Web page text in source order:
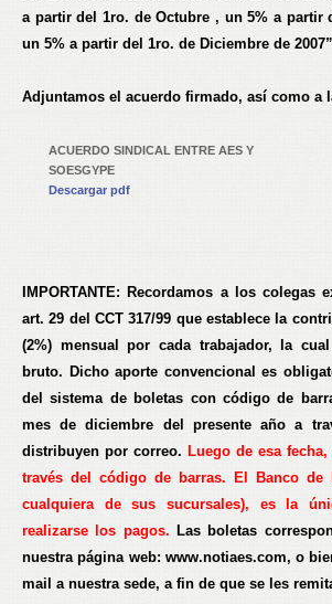
a partir del 1ro. de Octubre , un 5% a partir
un 5% a partir del 1ro. de Diciembre de 2007”
Adjuntamos el acuerdo firmado, así como a
ACUERDO SINDICAL ENTRE AES Y
SOESGYPE
Descargar pdf
IMPORTANTE: Recordamos a los colegas
art. 29 del CCT 317/99 que establece la
(2%) mensual por cada trabajador, la
bruto. Dicho aporte convencional es
del sistema de boletas con código de
mes de diciembre del presente año a
distribuyen por correo. Luego de esa
través del código de barras. El Banco de
cualquiera de sus sucursales), es la
realizarse los pagos. Las boletas
nuestra página web: www.notiaes.com, o
mail a nuestra sede, a fin de que se les